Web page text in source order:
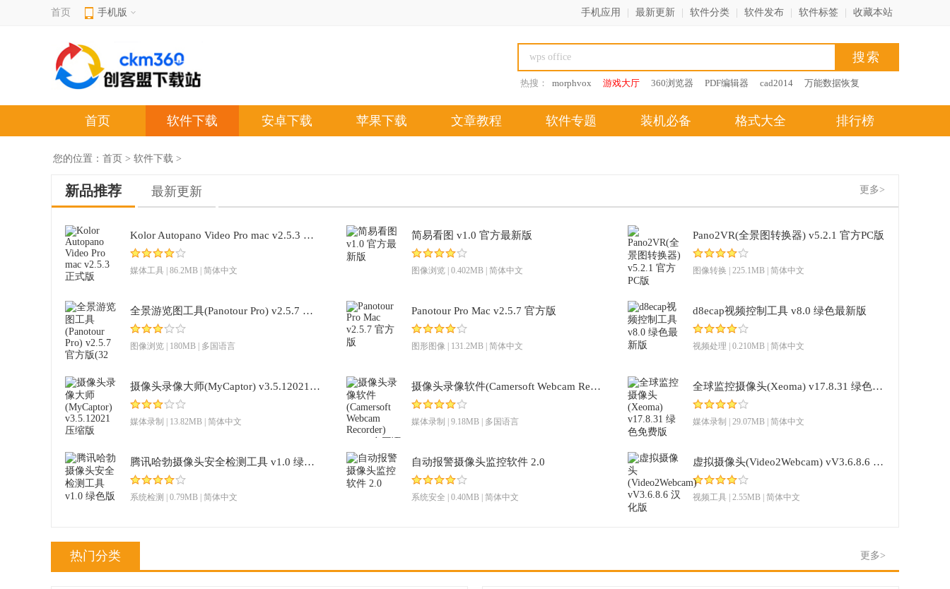
首页 手机版 手机应用 最新更新 软件分类 软件发布 软件标签 收藏本站
热搜： morphvox 游戏大厅 360浏览器 PDF编辑器 cad2014 万能数据恢复
首页 软件下载 安卓下载 苹果下载 文章教程 软件专题 装机必备 格式大全 排行榜
您的位置： 首页 > 软件下载 >
新品推荐 最新更新 更多>
Kolor Autopano Video Pro mac v2.5.3 正式版
媒体工具 | 86.2MB | 简体中文
简易看图 v1.0 官方最新版
图像浏览 | 0.402MB | 简体中文
Pano2VR(全景图转换器) v5.2.1 官方PC版
图像转换 | 225.1MB | 简体中文
全景游览图工具(Panotour Pro) v2.5.7 官方版(32位/64位)
图像浏览 | 180MB | 多国语言
Panotour Pro Mac v2.5.7 官方版
图形图像 | 131.2MB | 简体中文
d8ecap视频控制工具 v8.0 绿色最新版
视频处理 | 0.210MB | 简体中文
摄像头录像大师(MyCaptor) v3.5.12021 压缩版
媒体录制 | 13.82MB | 简体中文
摄像头录像软件(Camersoft Webcam Recorder) 2.2.32多国语言免费版
媒体录制 | 9.18MB | 多国语言
全球监控摄像头(Xeoma) v17.8.31 绿色免费版
媒体录制 | 29.07MB | 简体中文
腾讯哈勃摄像头安全检测工具 v1.0 绿色版
系统检测 | 0.79MB | 简体中文
自动报警摄像头监控软件 2.0
系统安全 | 0.40MB | 简体中文
虚拟摄像头(Video2Webcam) vV3.6.8.6 汉化版
视频工具 | 2.55MB | 简体中文
热门分类 更多>